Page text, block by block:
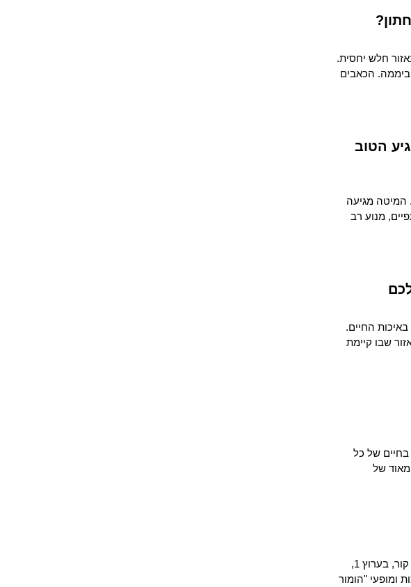
חלש יחסית.
הכאבים
הטוב
המיטה מגיעה
מנוע רב
החיים.
שבו קיימת
בחיים של כל
מאוד של
יחיאל ספרא מוכר מתכניות "הגיע זמן לשון" של ד"ר אבשלום קור, בערוץ 1,
ומופעי "הומור